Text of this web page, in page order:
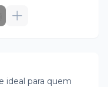
ideal para quem